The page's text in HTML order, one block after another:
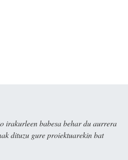
irakurleen babesa behar du aurrera
dituzu gure proiektuarekin bat